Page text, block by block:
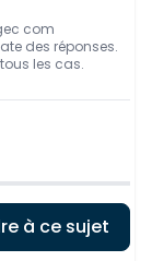
com
des réponses.
les cas.
à ce sujet